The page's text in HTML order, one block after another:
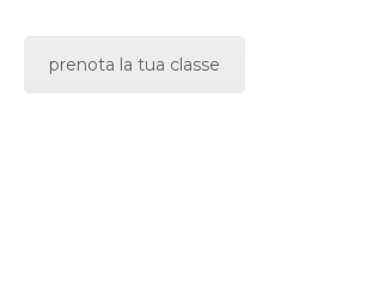
prenota la tua classe